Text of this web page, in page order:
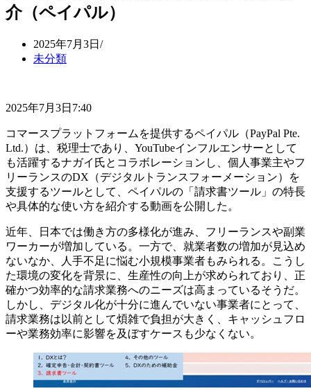
介（ペイパル）
2025年7月3日
未分類
2025年7月3日7:40
コマースプラットフォームを提供するペイパル（PayPal Pte.
Ltd.）は、税理士であり、YouTubeインフルエンサーとして
も活躍するナガイ氏とコラボレーションし、個人事業主やフ
リーランスのDX（デジタルトランスフォーメーション）を
支援するツールとして、ペイパルの「請求書ツール」の特長
や具体的な使い方を紹介する動画を公開した。
近年、日本では働き方の多様化が進み、フリーランスや副業
ワーカーが増加している。一方で、就業者数の増加が見込め
ないなか、人手不足に悩む小規模事業者もみられる。こうし
た環境の変化を背景に、生産性の向上が求められており、正
確かつ効率的な請求業務へのニーズは高まっているそうだ。
しかし、デジタル化が十分に進んでいない事業者にとって、
請求業務は以前として煩雑で負担が大きく、キャッシュフロ
ーや業務効率に影響を及ぼすケースも少なくない。